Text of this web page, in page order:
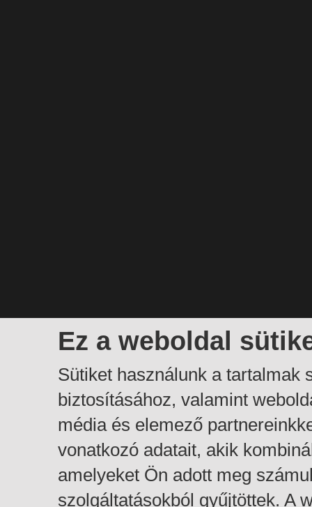
Ez a weboldal
Sütiket használunk a tartalmak
biztosításához, valamint
média és elemező
vonatkozó adatait, akik
amelyeket Ön adott meg
szolgáltatásokból gyűjtöttek. A